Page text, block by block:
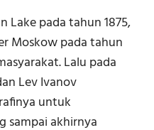
Lake pada tahun 1875,
Moskow pada tahun
Lalu pada
Lev Ivanov
untuk
sampai akhirnya